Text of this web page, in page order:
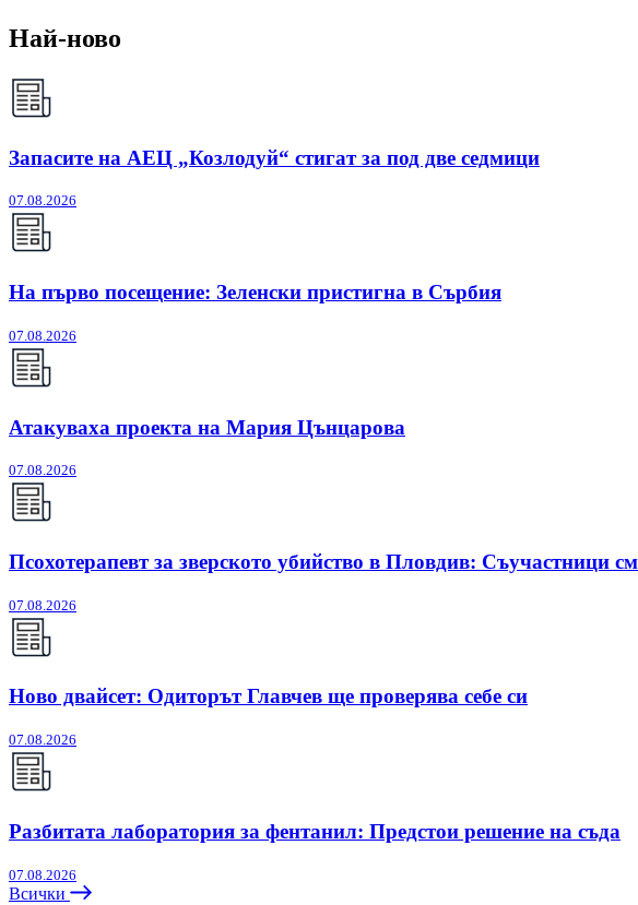
Най-ново
Запасите на АЕЦ „Козлодуй“ стигат за под две седмици
07.08.2026
На първо посещение: Зеленски пристигна в Сърбия
07.08.2026
Атакуваха проекта на Мария Цънцарова
07.08.2026
Псохотерапевт за зверското убийство в Пловдив: Съучастници
07.08.2026
Ново двайсет: Одиторът Главчев ще проверява себе си
07.08.2026
Разбитата лаборатория за фентанил: Предстои решение на съда
07.08.2026
Всички